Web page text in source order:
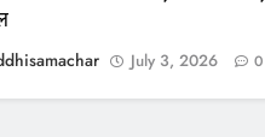
July 3, 2026 0